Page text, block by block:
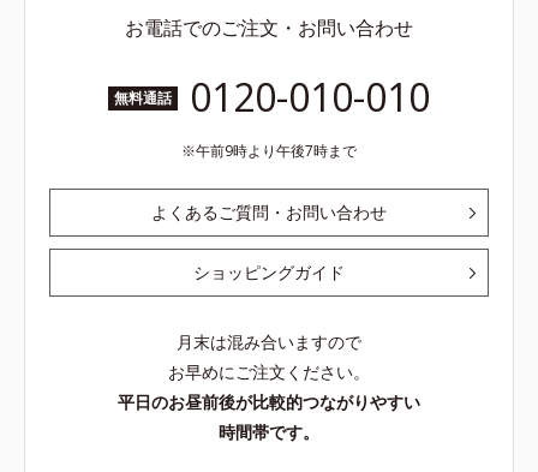
お電話でのご注文・お問い合わせ
無料通話 0120-010-010
午前9時より午後7時まで
よくあるご質問・お問い合わせ
ショッピングガイド
月末は混み合いますので
お早めにご注文ください。
平日のお昼前後が比較的つながりやすい
時間帯です。